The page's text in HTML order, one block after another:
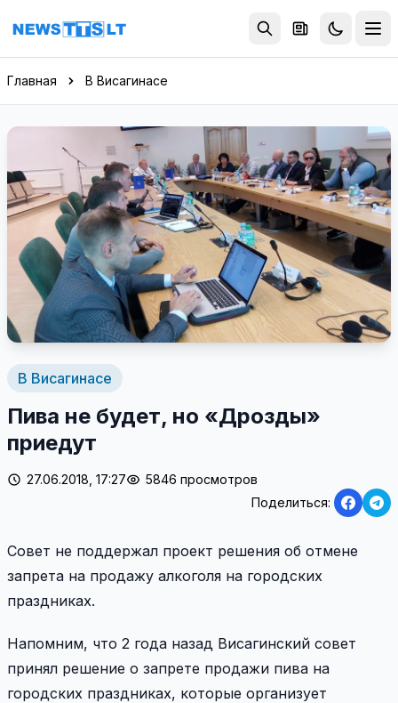
Перейти к содержимому
Главная В Висагинасе
В Висагинасе
Пива не будет, но «Дрозды»
приедут
27.06.2018, 17:27
5846 просмотров
Поделиться:
Совет не поддержал проект решения об отмене
запрета на продажу алкоголя на городских
праздниках.
Напомним, что 2 года назад Висагинский совет
принял решение о запрете продажи пива на
городских праздниках, которые организует